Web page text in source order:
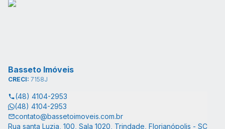
Basseto Imóveis
CRECI: 7158J
(48) 4104-2953
(48) 4104-2953
contato@bassetoimoveis.com.br
Rua santa Luzia, 100, Sala 1020, Trindade, Florianópolis - SC